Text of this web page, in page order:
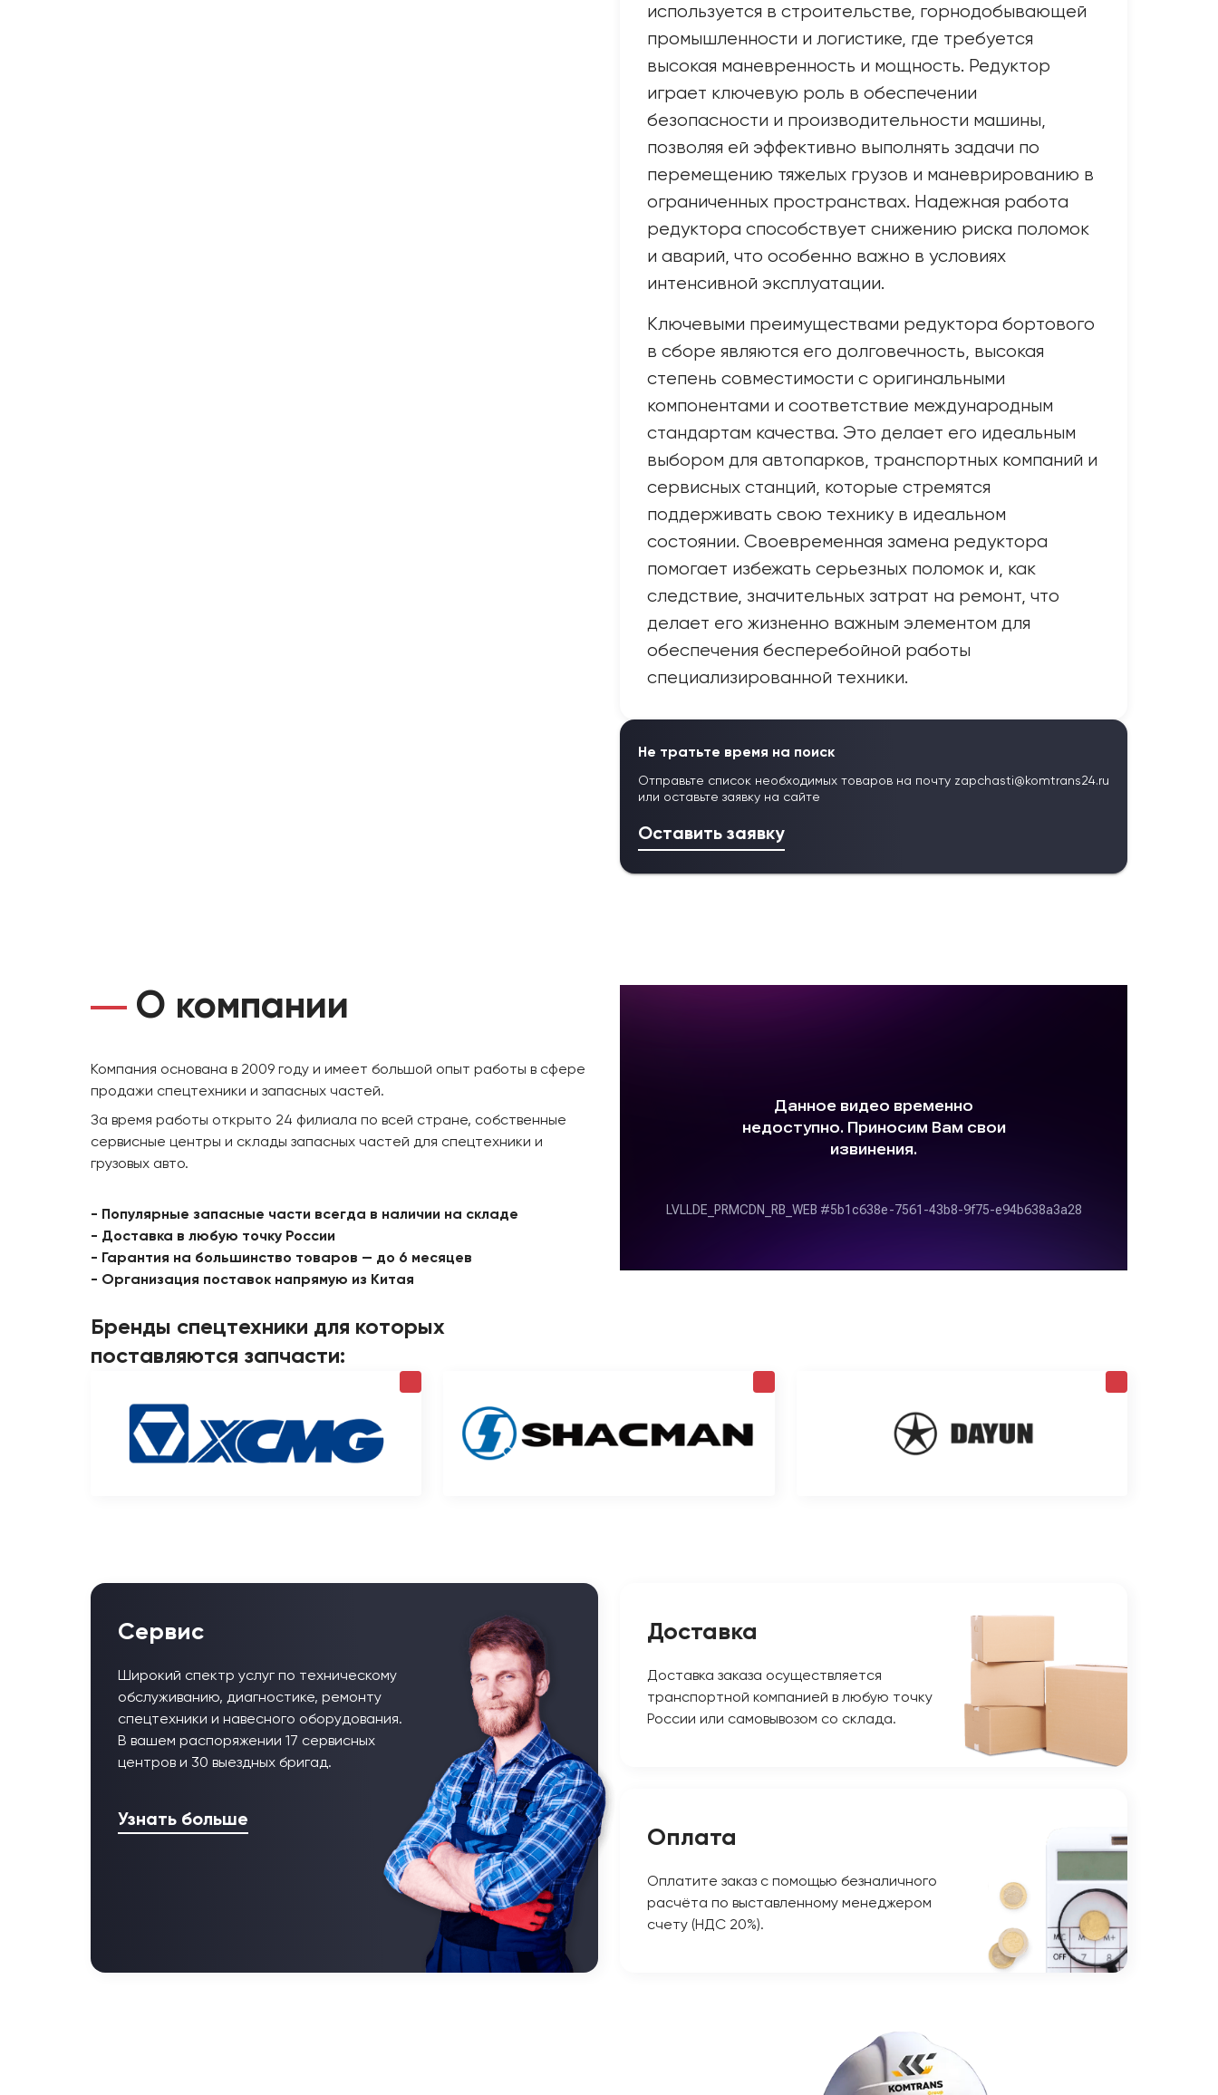
используется в строительстве, горнодобывающей
промышленности и логистике, где требуется
высокая маневренность и мощность. Редуктор
играет ключевую роль в обеспечении
безопасности и производительности машины,
позволяя ей эффективно выполнять задачи по
перемещению тяжелых грузов и маневрированию в
ограниченных пространствах. Надежная работа
редуктора способствует снижению риска поломок
и аварий, что особенно важно в условиях
интенсивной эксплуатации.
Ключевыми преимуществами редуктора бортового
в сборе являются его долговечность, высокая
степень совместимости с оригинальными
компонентами и соответствие международным
стандартам качества. Это делает его идеальным
выбором для автопарков, транспортных компаний и
сервисных станций, которые стремятся
поддерживать свою технику в идеальном
состоянии. Своевременная замена редуктора
помогает избежать серьезных поломок и, как
следствие, значительных затрат на ремонт, что
делает его жизненно важным элементом для
обеспечения бесперебойной работы
специализированной техники.
Не тратьте время на поиск
Отправьте список необходимых товаров на почту zapchasti@komtrans24.ru
или оставьте заявку на сайте
Оставить заявку
О компании
Компания основана в 2009 году и имеет большой опыт работы в сфере
продажи спецтехники и запасных частей.
За время работы открыто 24 филиала по всей стране, собственные
сервисные центры и склады запасных частей для спецтехники и
грузовых авто.
- Популярные запасные части всегда в наличии на складе
- Доставка в любую точку России
- Гарантия на большинство товаров — до 6 месяцев
- Организация поставок напрямую из Китая
Бренды спецтехники для которых
поставляются запчасти:
Сервис
Широкий спектр услуг по техническому
обслуживанию, диагностике, ремонту
спецтехники и навесного оборудования.
В вашем распоряжении 17 сервисных
центров и 30 выездных бригад.
Узнать больше
Доставка
Доставка заказа осуществляется
транспортной компанией в любую точку
России или самовывозом со склада.
Оплата
Оплатите заказ с помощью безналичного
расчёта по выставленному менеджером
счету (НДС 20%).